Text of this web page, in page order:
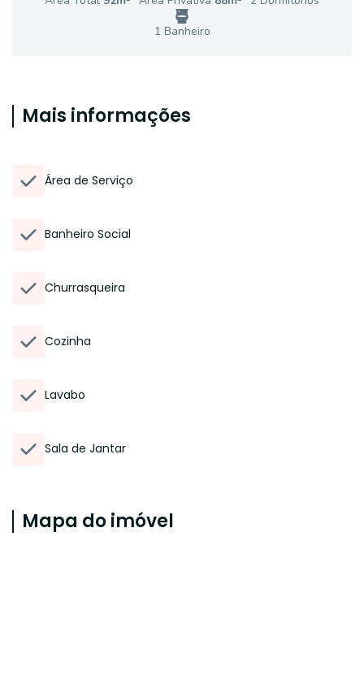
1 Banheiro
Mais informações
Área de Serviço
Banheiro Social
Churrasqueira
Cozinha
Lavabo
Sala de Jantar
Mapa do imóvel